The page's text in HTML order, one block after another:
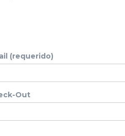
(requerido)
Out